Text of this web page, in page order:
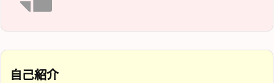
自己紹介